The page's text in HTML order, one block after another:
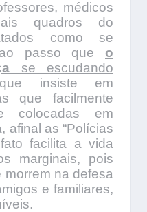
médicos
quadros do
como se
passo que o
se escudando
insiste em
que facilmente
colocadas em
afinal as “Polícias
facilita a vida
marginais, pois
na defesa
e familiares,